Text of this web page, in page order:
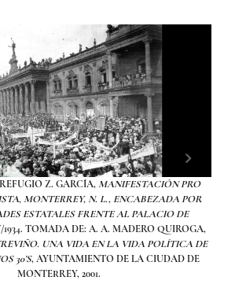
Z. GARCÍA,MANIFESTACIÓN PRO
MONTERREY, N. L., ENCABEZADA POR
ESTATALES FRENTE AL PALACIO DE
1934. TOMADA DE: A. A. MADERO QUIROGA,
UNA VIDA EN LA VIDA POLÍTICA DE
30’S, AYUNTAMIENTO DE LA CIUDAD DE
MONTERREY, 2001.